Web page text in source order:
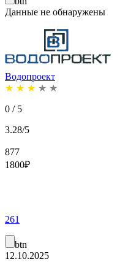
Данные не обнаружены
Водопроект
★ ★ ★ ★ ★
0 / 5
3.28/5
877
1800₽
261
btn
12.10.2025